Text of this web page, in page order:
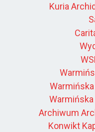
Kuria
Archiwum
Konwikt